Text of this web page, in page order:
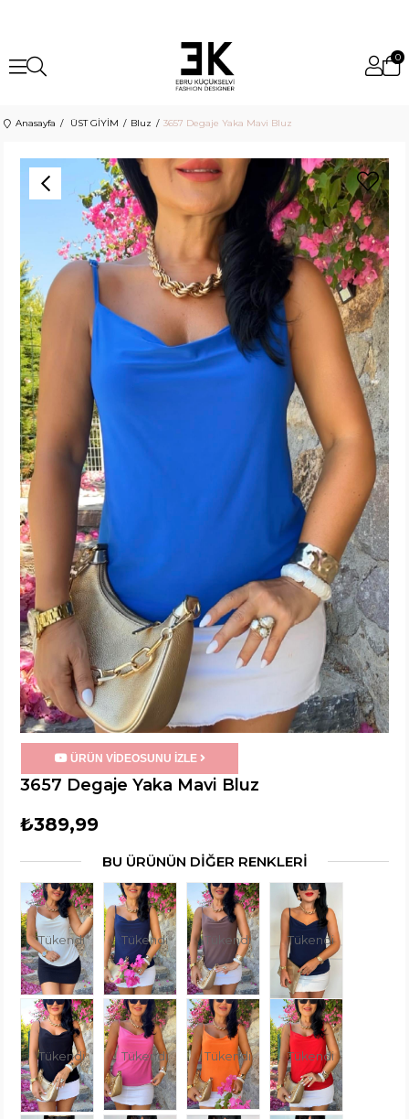
0
Anasayfa ÜST GİYİM Bluz 3657 Degaje Yaka Mavi Bluz
ÜRÜN VİDEOSUNU İZLE
3657 Degaje Yaka Mavi Bluz
₺389,99
BU ÜRÜNÜN DİĞER RENKLERİ
Tükendi Tükendi Tükendi Tükendi
Tükendi Tükendi Tükendi Tükendi